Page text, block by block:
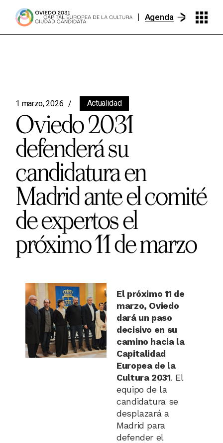
Agenda
1 marzo, 2026 Actualidad
Oviedo 2031
defenderá su
candidatura en
Madrid ante el comité
de expertos el
próximo 11 de marzo
El próximo 11 de
marzo, Oviedo
dará un paso
decisivo en su
camino hacia la
Capitalidad
Europea de la
Cultura 2031. El
equipo de la
candidatura se
desplazará a
Madrid para
defender el